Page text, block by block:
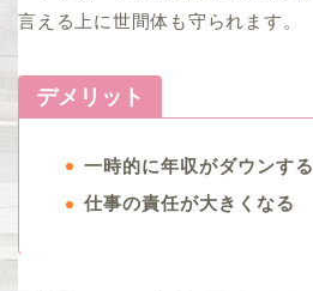
言える上に世間体も守られます。
デメリット
一時的に年収がダウンする
仕事の責任が大きくなる